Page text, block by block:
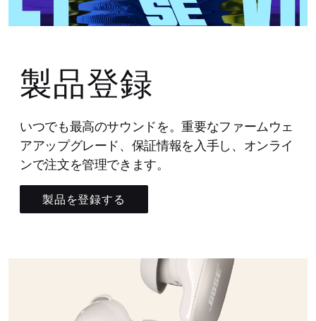
製品登録
いつでも最高のサウンドを。重要なファームウェ
アアップグレード、保証情報を入手し、オンライ
ンで注文を管理できます。
製品を登録する